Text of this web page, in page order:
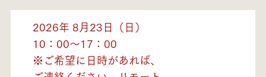
2026年 8月23日（日）
10：00～17：00
※ご希望に日時があれば、